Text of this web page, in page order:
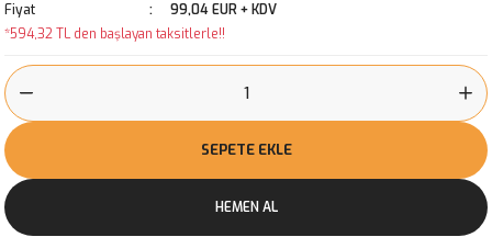
Fiyat
99,04 EUR + KDV
*594,32 TL den başlayan taksitlerle!!
SEPETE EKLE
HEMEN AL